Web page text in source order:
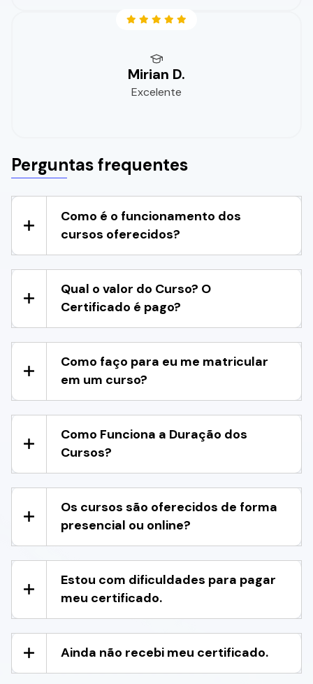
Mirian D.
Excelente
Perguntas frequentes
Como é o funcionamento dos
cursos oferecidos?
Qual o valor do Curso? O
Certificado é pago?
Como faço para eu me matricular
em um curso?
Como Funciona a Duração dos
Cursos?
Os cursos são oferecidos de forma
presencial ou online?
Estou com dificuldades para pagar
meu certificado.
Ainda não recebi meu certificado.